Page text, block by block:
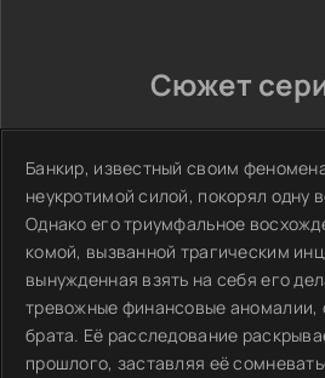
Сюжет
Банкир, известный своим
неукротимой силой, покорял одну
Однако его триумфальное
комой, вызванной трагическим
вынужденная взять на себя его
тревожные финансовые аномалии,
брата. Её расследование
прошлого, заставляя её